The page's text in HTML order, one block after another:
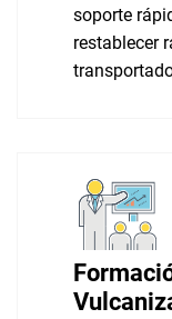
soporte
restablecer